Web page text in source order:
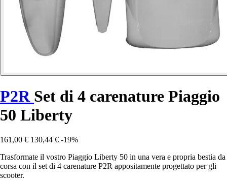
P2R Set di 4 carenature Piaggio
50 Liberty
161,00 € 130,44 € -19%
Trasformate il vostro Piaggio Liberty 50 in una vera e propria bestia da
corsa con il set di 4 carenature P2R appositamente progettato per gli
scooter.